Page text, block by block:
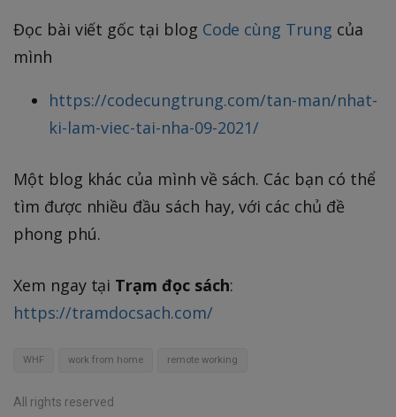
Đọc bài viết gốc tại blog Code cùng Trung của
mình
https://codecungtrung.com/tan-man/nhat-
ki-lam-viec-tai-nha-09-2021/
Một blog khác của mình về sách. Các bạn có thể
tìm được nhiều đầu sách hay, với các chủ đề
phong phú.
Xem ngay tại Trạm đọc sách:
https://tramdocsach.com/
WHF work from home remote working
All rights reserved